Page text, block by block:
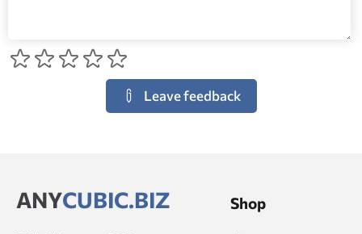
Leave feedback
ANYCUBIC.BIZ Shop